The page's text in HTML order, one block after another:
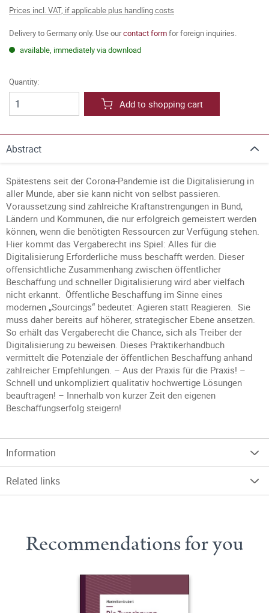
Prices incl. VAT, if applicable plus handling costs
Delivery to Germany only. Use ourcontact formfor foreign inquiries.
available, immediately via download
Quantity:
Add to shopping cart
Abstract
Spätestens seit der Corona-Pandemie ist die Digitalisierung in
aller Munde, aber sie kann nicht von selbst passieren.
Voraussetzung sind zahlreiche Kraftanstrengungen in Bund,
Ländern und Kommunen, die nur erfolgreich gemeistert werden
können, wenn die benötigten Ressourcen zur Verfügung stehen.
Hier kommt das Vergaberecht ins Spiel: Alles für die
Digitalisierung Erforderliche muss beschafft werden. Dieser
offensichtliche Zusammenhang zwischen öffentlicher
Beschaffung und schneller Digitalisierung wird aber vielfach
nicht erkannt. Öffentliche Beschaffung im Sinne eines
modernen „Sourcings“ bedeutet: Agieren statt Reagieren. Sie
muss daher bereits auf höherer, strategischer Ebene ansetzen.
So erhält das Vergaberecht die Chance, sich als Treiber der
Digitalisierung zu beweisen. Dieses Praktikerhandbuch
vermittelt die Potenziale der öffentlichen Beschaffung anhand
zahlreicher Empfehlungen. – Aus der Praxis für die Praxis! –
Schnell und unkompliziert qualitativ hochwertige Lösungen
beauftragen! – Innerhalb von kurzer Zeit den eigenen
Beschaffungserfolg steigern!
Information
Related links
Recommendations for you